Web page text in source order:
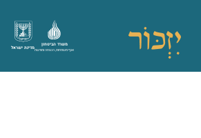
מדינת ישראל
משרד הביטחון
אגף משפחות, הנצחה ומורשת